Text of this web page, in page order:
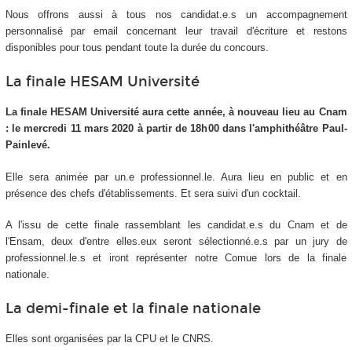
Nous offrons aussi à tous nos candidat.e.s un accompagnement
personnalisé par email concernant leur travail d'écriture et restons
disponibles pour tous pendant toute la durée du concours.
La finale HESAM Université
La finale HESAM Université aura cette année, à nouveau lieu au Cnam
: le mercredi 11 mars 2020 à partir de 18h00 dans l'amphithéâtre Paul-
Painlevé.
Elle sera animée par un.e professionnel.le. Aura lieu en public et en
présence des chefs d'établissements. Et sera suivi d'un cocktail.
A l'issu de cette finale rassemblant les candidat.e.s du Cnam et de
l'Ensam, deux d'entre elles.eux seront sélectionné.e.s par un jury de
professionnel.le.s et iront représenter notre Comue lors de la finale
nationale.
La demi-finale et la finale nationale
Elles sont organisées par la CPU et le CNRS.